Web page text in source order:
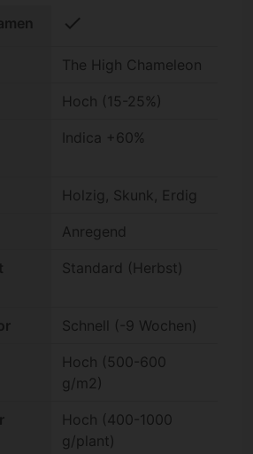
check
The High Chameleon
Hoch (15-25%)
Indica +60%
Holzig, Skunk, Erdig
Anregend
Standard (Herbst)
Schnell (-9 Wochen)
Hoch (500-600
g/m2)
Hoch (400-1000
g/plant)